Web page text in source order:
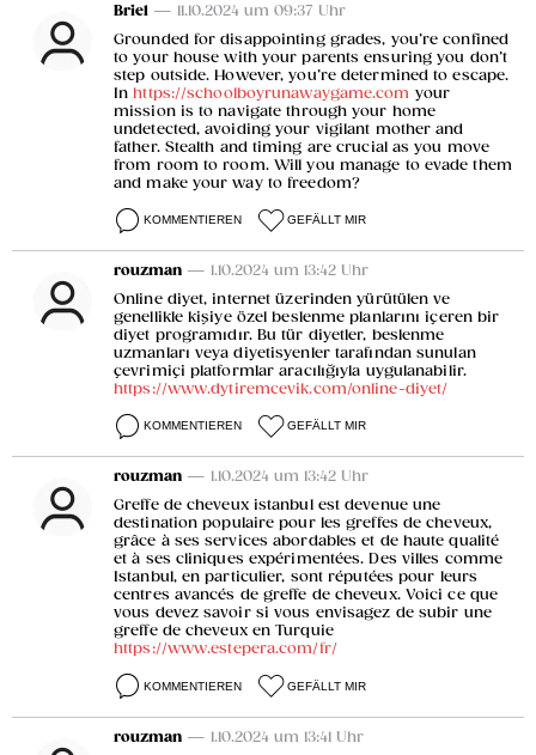
Briel — 11.10.2024 um 09:37 Uhr
Grounded for disappointing grades, you’re confined
to your house with your parents ensuring you don’t
step outside. However, you’re determined to escape.
Inhttps://schoolboyrunawaygame.com your
mission is to navigate through your home
undetected, avoiding your vigilant mother and
father. Stealth and timing are crucial as you move
from room to room. Will you manage to evade them
and make your way to freedom?
KOMMENTIEREN GEFÄLLT MIR
rouzman — 1.10.2024 um 13:42 Uhr
Online diyet, internet üzerinden yürütülen ve
genellikle kişiye özel beslenme planlarını içeren bir
diyet programıdır. Bu tür diyetler, beslenme
uzmanları veya diyetisyenler tarafından sunulan
çevrimiçi platformlar aracılığıyla uygulanabilir.
https://www.dytiremcevik.com/online-diyet/
KOMMENTIEREN GEFÄLLT MIR
rouzman — 1.10.2024 um 13:42 Uhr
Greffe de cheveux istanbul est devenue une
destination populaire pour les greffes de cheveux,
grâce à ses services abordables et de haute qualité
et à ses cliniques expérimentées. Des villes comme
Istanbul, en particulier, sont réputées pour leurs
centres avancés de greffe de cheveux. Voici ce que
vous devez savoir si vous envisagez de subir une
greffe de cheveux en Turquie
https://www.estepera.com/fr/
KOMMENTIEREN GEFÄLLT MIR
rouzman — 1.10.2024 um 13:41 Uhr